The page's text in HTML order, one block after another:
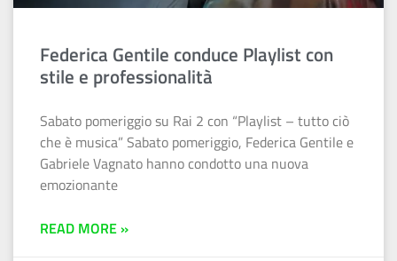
Federica Gentile conduce Playlist con
stile e professionalità
Sabato pomeriggio su Rai 2 con “Playlist – tutto ciò
che è musica” Sabato pomeriggio, Federica Gentile e
Gabriele Vagnato hanno condotto una nuova
emozionante
READ MORE »